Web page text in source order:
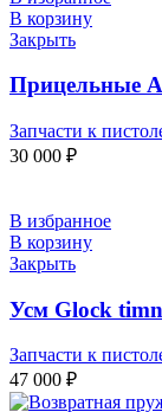
В корзину
Закрыть
Прицельные
Запчасти к
30 000 ₽
В избранное
В корзину
Закрыть
Усм Glock
Запчасти к
47 000 ₽